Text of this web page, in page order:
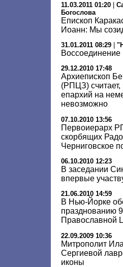
11.03.2011 01:20
Богослова
Епископ
Иоанн: Мы
31.01.2011 08:29
Воссоединение
29.12.2010 17:48
Архиепископ
(РПЦЗ) считает,
епархий на
невозможно
07.10.2010 13:56
Первоиерарх
скорбящих
Черниговское
06.10.2010 12:23
В заседании
впервые
21.06.2010 14:59
В Нью-Йорке
празднованию
Православной
22.09.2009 10:36
Митрополит
Сергиевой
иконы